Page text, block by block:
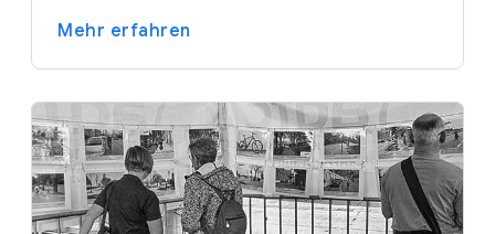
Mehr erfahren